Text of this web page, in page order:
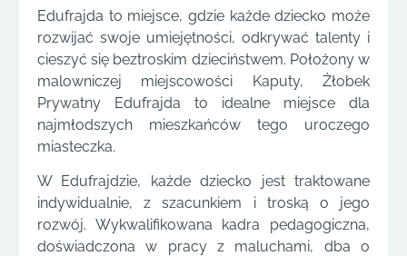
Edufrajda to miejsce, gdzie każde dziecko może
rozwijać swoje umiejętności, odkrywać talenty i
cieszyć się beztroskim dzieciństwem. Położony w
malowniczej miejscowości Kaputy, Żłobek
Prywatny Edufrajda to idealne miejsce dla
najmłodszych mieszkańców tego uroczego
miasteczka.
W Edufrajdzie, każde dziecko jest traktowane
indywidualnie, z szacunkiem i troską o jego
rozwój. Wykwalifikowana kadra pedagogiczna,
doświadczona w pracy z maluchami, dba o